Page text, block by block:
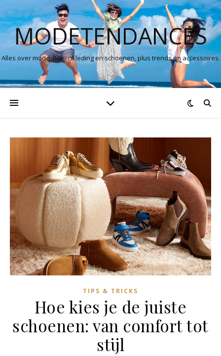
MODETENDANCES
Alles over mode. Bovenkleding en schoenen, plus trends en accessoires.
TIPS & TRICKS
Hoe kies je de juiste
schoenen: van comfort tot
stijl